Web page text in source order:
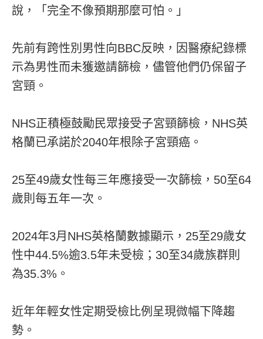
說，「完全不像預期那麼可怕。」
先前有跨性別男性向BBC反映，因醫療紀錄標
示為男性而未獲邀請篩檢，儘管他們仍保留子
宮頸。
NHS正積極鼓勵民眾接受子宮頸篩檢，NHS英
格蘭已承諾於2040年根除子宮頸癌。
25至49歲女性每三年應接受一次篩檢，50至64
歲則每五年一次。
2024年3月NHS英格蘭數據顯示，25至29歲女
性中44.5%逾3.5年未受檢；30至34歲族群則
為35.3%。
近年年輕女性定期受檢比例呈現微幅下降趨
勢。